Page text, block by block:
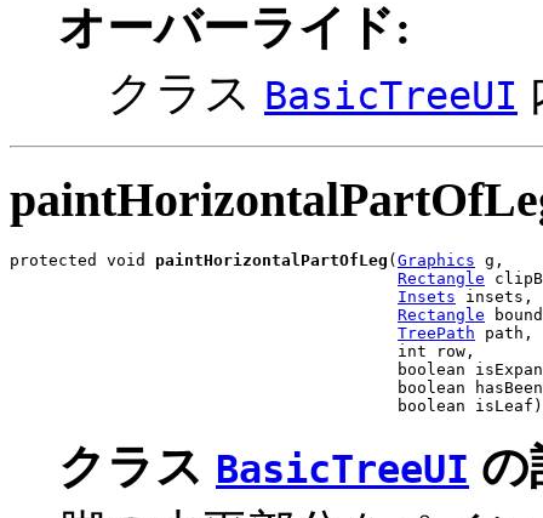
オーバーライド:
クラス BasicTreeUI
protected void paintHorizontalPartOfLeg (Graphics g,
Rectangle
Insets insets,
Rectangle
TreePath path,
                                        int row,
boolean
boolean
                                        boolean isLeaf)
クラス BasicTreeUI の